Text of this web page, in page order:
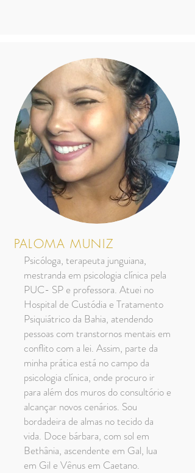
PALOMA MUNIZ
Psicóloga, terapeuta junguiana,
mestranda em psicologia clínica pela
PUC- SP e professora. Atuei no
Hospital de Custódia e Tratamento
Psiquiátrico da Bahia, atendendo
pessoas com transtornos mentais em
conflito com a lei. Assim, parte da
minha prática está no campo da
psicologia clínica, onde procuro ir
para além dos muros do consultório e
alcançar novos cenários. Sou
bordadeira de almas no tecido da
vida. Doce bárbara, com sol em
Bethânia, ascendente em Gal, lua
em Gil e Vênus em Caetano.